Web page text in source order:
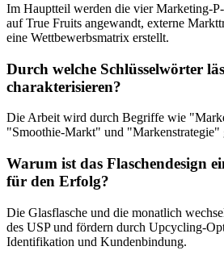
Im Hauptteil werden die vier Marketing-
auf True Fruits angewandt, externe
eine Wettbewerbsmatrix erstellt.
Durch welche Schlüsselwörter
charakterisieren?
Die Arbeit wird durch Begriffe wie
"Smoothie-Markt" und "Markenstrategie"
Warum ist das Flaschendesign
für den Erfolg?
Die Glasflasche und die monatlich
des USP und fördern durch Upcycling-
Identifikation und Kundenbindung.